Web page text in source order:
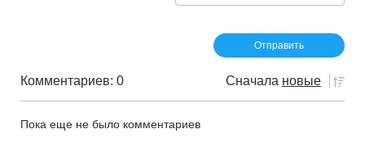
Комментариев: 0 Сначала новые
Пока еще не было комментариев